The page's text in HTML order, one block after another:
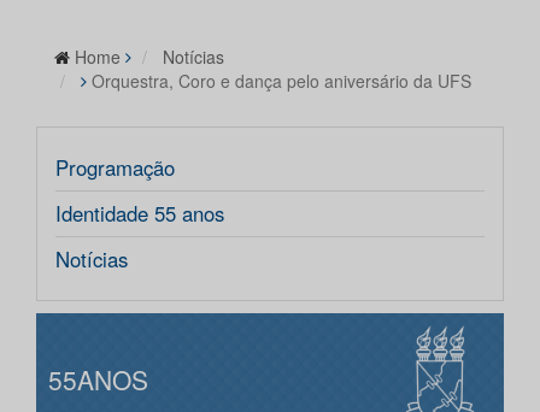
Home
Notícias
Orquestra, Coro e dança pelo aniversário da UFS
Programação
Identidade 55 anos
Notícias
55ANOS